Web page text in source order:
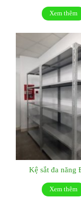
Xem thêm
Kệ sắt đa năng
Xem thêm